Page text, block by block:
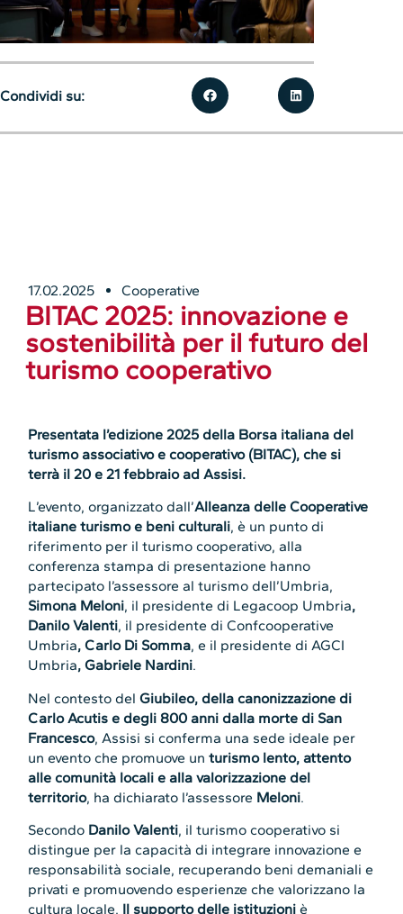
17.02.2025 Cooperative
BITAC 2025: innovazione e
sostenibilità per il futuro del
turismo cooperativo
Presentata l’edizione 2025 della Borsa italiana del
turismo associativo e cooperativo (BITAC), che si
terrà il 20 e 21 febbraio ad Assisi.
L’evento, organizzato dall’Alleanza delle Cooperative
italiane turismo e beni culturali, è un punto di
riferimento per il turismo cooperativo, alla
conferenza stampa di presentazione hanno
partecipato l’assessore al turismo dell’Umbria,
Simona Meloni, il presidente di Legacoop Umbria,
Danilo Valenti, il presidente di Confcooperative
Umbria, Carlo Di Somma, e il presidente di AGCI
Umbria, Gabriele Nardini.
Nel contesto delGiubileo, della canonizzazione di
Carlo Acutis e degli 800 anni dalla morte di San
Francesco, Assisi si conferma una sede ideale per
un evento che promuove unturismo lento, attento
alle comunità locali e alla valorizzazione del
territorio, ha dichiarato l’assessore Meloni.
Secondo Danilo Valenti, il turismo cooperativo si
distingue per la capacità di integrare innovazione e
responsabilità sociale, recuperando beni demaniali e
privati e promuovendo esperienze che valorizzano la
cultura locale. Il supporto delle istituzioni è
Condividi su: